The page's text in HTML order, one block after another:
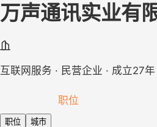
万声通讯实业有
互联网服务 · 民营企业 · 成立27年
职位
职位 城市